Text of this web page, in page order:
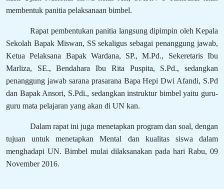
membentuk panitia pelaksanaan bimbel.
Rapat pembentukan panitia langsung dipimpin oleh Kepala
Sekolah Bapak Miswan, SS sekaligus sebagai penanggung jawab,
Ketua Pelaksana Bapak Wardana, SP., M.Pd., Sekeretaris Ibu
Marliza, SE., Bendahara Ibu Rita Puspita, S.Pd., sedangkan
penanggung jawab sarana prasarana Bapa Hepi Dwi Afandi, S.Pd
dan Bapak Ansori, S.Pdi., sedangkan instruktur bimbel yaitu guru-
guru mata pelajaran yang akan di UN kan.
Dalam rapat ini juga menetapkan program dan soal, dengan
tujuan untuk menetapkan Mental dan kualitas siswa dalam
menghadapi UN. Bimbel mulai dilaksanakan pada hari Rabu, 09
November 2016.